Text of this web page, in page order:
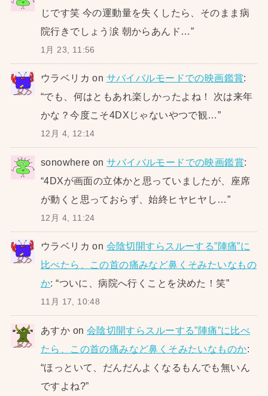
じです笑 今の運動量を失くしたら、そのまま病
院行きでしょう涙 朝からあんド…”
1月 23, 11:56
ウラベリカ on サバイバルモードでの映画鑑賞:
“でも、何はともあれ楽しかったよね！ 次は来年
かな？今度こそ4DXじゃないやつで観…”
12月 4, 12:14
sonowhere onサバイバルモードでの映画鑑賞:
“4DXが画面の立体かと思っていましたが、座席
が動くと思っておらず、始終ヒヤヒヤし… ”
12月 4, 11:24
ウラベリカ on 会陰切開すらスルーする”陣痛”に
比べたら、この首の痛みなど鼻くそみたいなもの
か: “ついに、病院へ行くことを決めた！笑”
11月 17, 10:48
あすか on 会陰切開すらスルーする”陣痛”に比べ
たら、この首の痛みなど鼻くそみたいなものか:
“ほっといて、だんだんよくなるもんでも無いん
ですよね?”